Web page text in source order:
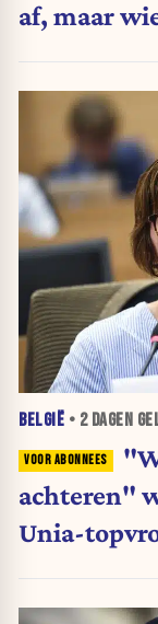
af, maar
BELGIË • 2 DAGEN
achteren"
Unia-